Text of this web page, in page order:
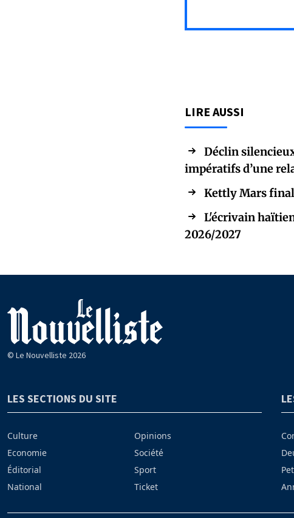
LIRE AUSSI
Déclin
impératifs d’une
Kettly Mars
L'écrivain
2026/2027
© Le Nouvelliste 2026
LES SECTIONS DU SITE
Culture
Economie
Éditorial
National
Opinions
Société
Sport
Ticket